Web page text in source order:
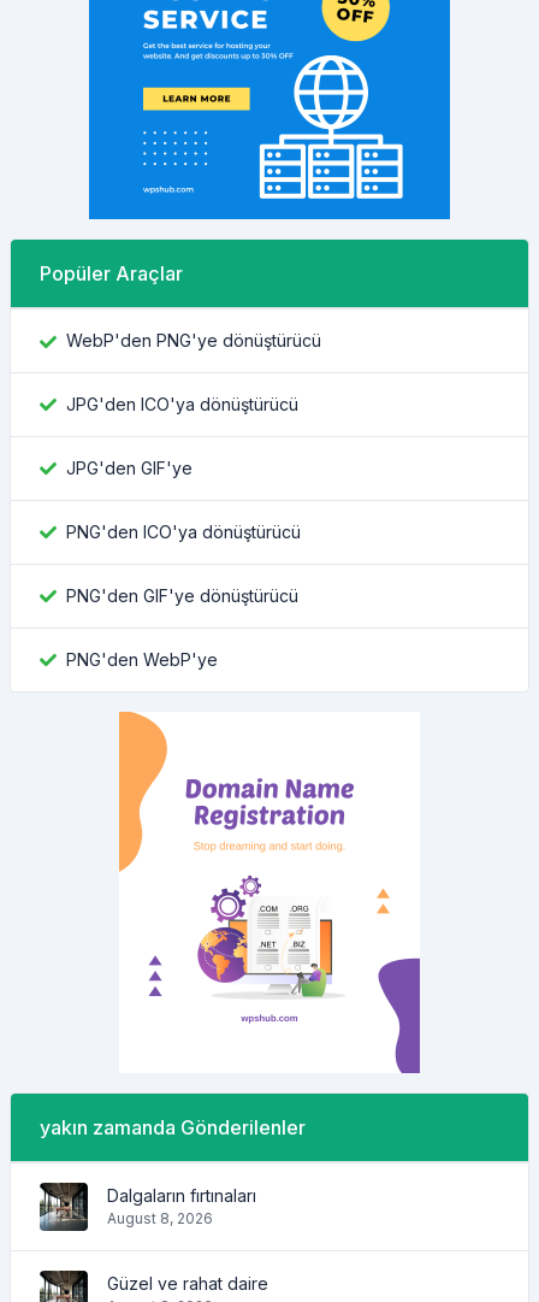
Popüler Araçlar
WebP'den PNG'ye dönüştürücü
JPG'den ICO'ya dönüştürücü
JPG'den GIF'ye
PNG'den ICO'ya dönüştürücü
PNG'den GIF'ye dönüştürücü
PNG'den WebP'ye
yakın zamanda Gönderilenler
Dalgaların fırtınaları
August 8, 2026
Güzel ve rahat daire